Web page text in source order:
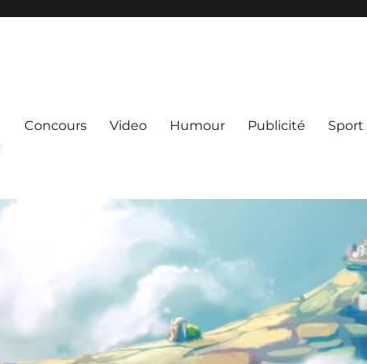
Concours Video Humour Publicité Sport